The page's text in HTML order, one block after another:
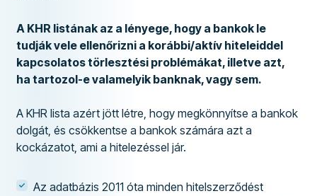
A KHR listának az a lényege, hogy a bankok le
tudják vele ellenőrizni a korábbi/aktív hiteleiddel
kapcsolatos törlesztési problémákat, illetve azt,
ha tartozol-e valamelyik banknak, vagy sem.
A KHR lista azért jött létre, hogy megkönnyítse a bankok
dolgát, és csökkentse a bankok számára azt a
kockázatot, ami a hitelezéssel jár.
Az adatbázis 2011 óta minden hitelszerződést